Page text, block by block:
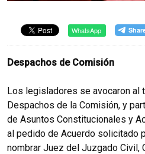
WhatsApp
Despachos de Comisión
Los legisladores se avocaron al
Despachos de la Comisión, y
de Asuntos Constitucionales y
al pedido de Acuerdo solicitado
nombrar Juez del Juzgado Civil,